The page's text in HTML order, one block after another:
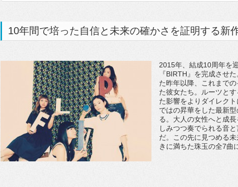
10年間で培った自信と未来の確かさを証明する新
2015年、結成10周年を
『BIRTH』を完成させ
た昨年以降、これまで
た彼女たち。ルーツと
た影響をよりダイレク
ではの昇華をした最新
る。大人の女性へと成
しみつつ奏でられる音
だ。この先に見つめる
きに満ちた珠玉の全7曲